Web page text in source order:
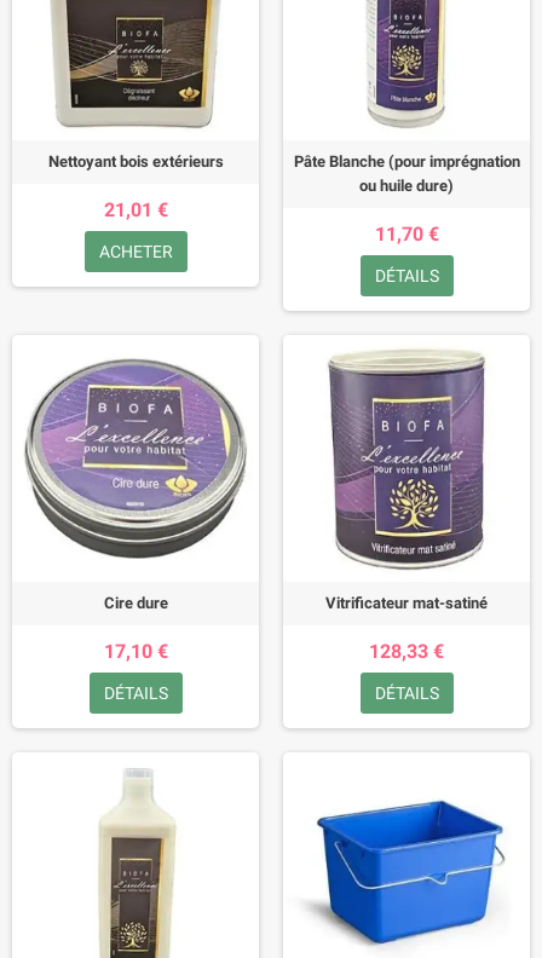
Nettoyant bois extérieurs
21,01 €
ACHETER
Pâte Blanche (pour imprégnation
ou huile dure)
11,70 €
DÉTAILS
Cire dure
17,10 €
DÉTAILS
Vitrificateur mat-satiné
128,33 €
DÉTAILS